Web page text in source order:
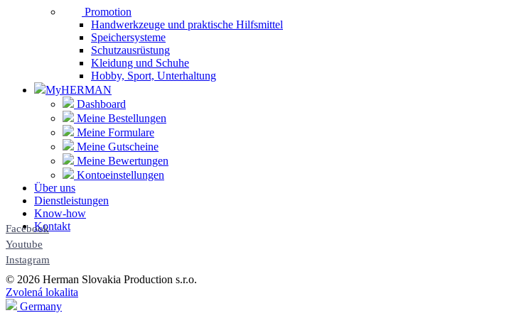
Promotion
Handwerkzeuge und praktische Hilfsmittel
Speichersysteme
Schutzausrüstung
Kleidung und Schuhe
Hobby, Sport, Unterhaltung
MyHERMAN
Dashboard
Meine Bestellungen
Meine Formulare
Meine Gutscheine
Meine Bewertungen
Kontoeinstellungen
Über uns
Dienstleistungen
Know-how
Kontakt
Facebook
Youtube
Instagram
© 2026 Herman Slovakia Production s.r.o.
Zvolená lokalita
Germany